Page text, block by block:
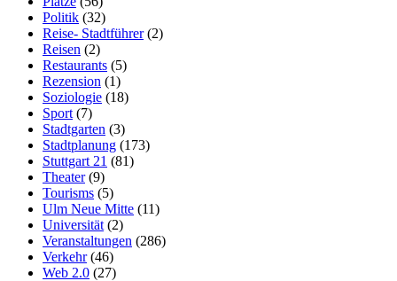
Politik (32)
Reise- Stadtführer(2)
Reisen (2)
Restaurants (5)
Rezension (1)
Soziologie (18)
Sport (7)
Stadtgarten (3)
Stadtplanung (173)
Stuttgart 21 (81)
Theater(9)
Tourisms (5)
Ulm Neue Mitte (11)
Universität (2)
Veranstaltungen (286)
Verkehr(46)
Web 2.0 (27)